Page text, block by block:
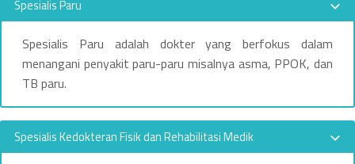
Spesialis Paru
Spesialis Paru adalah dokter yang berfokus dalam
menangani penyakit paru-paru misalnya asma, PPOK, dan
TB paru.
Spesialis Kedokteran Fisik dan Rehabilitasi Medik